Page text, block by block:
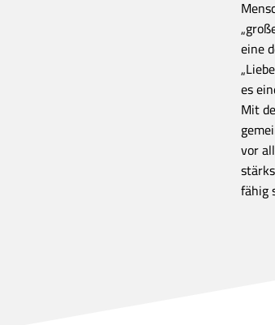
eine
es
Mit
vor
fähig